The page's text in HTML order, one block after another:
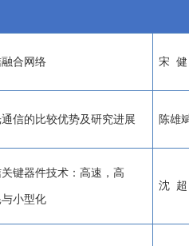
合网络 宋 健
信的比较优势及研究进展 陈雄
键器件技术：高速，高
小型化
沈 超